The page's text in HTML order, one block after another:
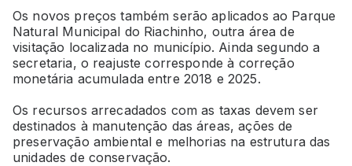
Os novos preços também serão aplicados ao Parque
Natural Municipal do Riachinho, outra área de
visitação localizada no município. Ainda segundo a
secretaria, o reajuste corresponde à correção
monetária acumulada entre 2018 e 2025.
Os recursos arrecadados com as taxas devem ser
destinados à manutenção das áreas, ações de
preservação ambiental e melhorias na estrutura das
unidades de conservação.